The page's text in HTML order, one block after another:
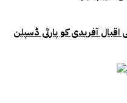
آفریدی کو پارٹی ڈسپلن